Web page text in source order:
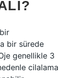
bir sürede
genellikle 3
cilalama